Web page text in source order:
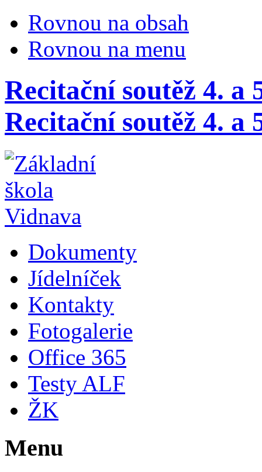
Rovnou na obsah
Rovnou na menu
Recitační soutěž 4. a
Recitační soutěž 4. a
Dokumenty
Jídelníček
Kontakty
Fotogalerie
Office 365
Testy ALF
ŽK
Menu